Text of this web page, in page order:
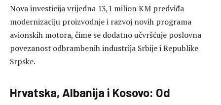
Nova investicija vrijedna 13,1 milion KM predviđa
modernizaciju proizvodnje i razvoj novih programa
avionskih motora, čime se dodatno učvršćuje poslovna
povezanost odbrambenih industrija Srbije i Republike
Srpske.
Hrvatska, Albanija i Kosovo: Od